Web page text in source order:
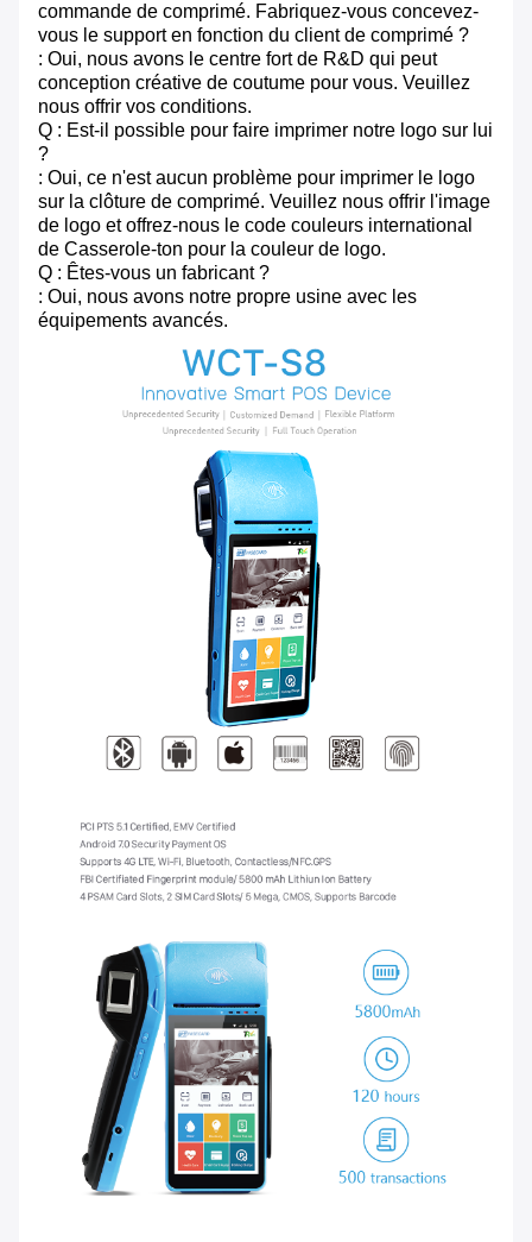
commande de comprimé. Fabriquez-vous concevez-
vous le support en fonction du client de comprimé ?
: Oui, nous avons le centre fort de R&D qui peut
conception créative de coutume pour vous. Veuillez
nous offrir vos conditions.
Q : Est-il possible pour faire imprimer notre logo sur lui
?
: Oui, ce n'est aucun problème pour imprimer le logo
sur la clôture de comprimé. Veuillez nous offrir l'image
de logo et offrez-nous le code couleurs international
de Casserole-ton pour la couleur de logo.
Q : Êtes-vous un fabricant ?
: Oui, nous avons notre propre usine avec les
équipements avancés.